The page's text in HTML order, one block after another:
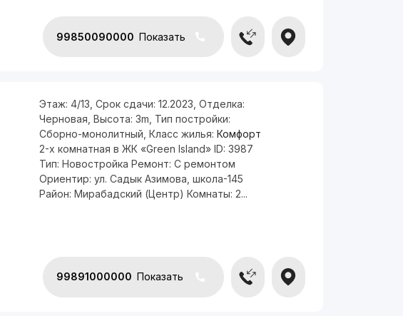
99850090000 Показать
Этаж: 4/13 Срок сдачи: 12.2023 Отделка:
Черновая Высота: 3m Тип постройки:
Сборно-монолитный Класс жилья: Комфорт
2-х комнатная в ЖК «Green Island» ID: 3987
Тип: Новостройка Ремонт: С ремонтом
Ориентир: ул. Садык Азимова, школа-145
Район: Мирабадский (Центр) Комнаты: 2...
99891000000 Показать